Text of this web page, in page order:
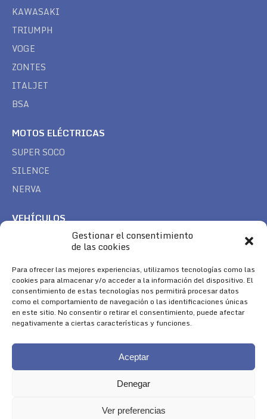
Gestionar el consentimiento
de las cookies
Para ofrecer las mejores experiencias, utilizamos tecnologías como las
cookies para almacenar y/o acceder a la información del dispositivo. El
consentimiento de estas tecnologías nos permitirá procesar datos
como el comportamiento de navegación o las identificaciones únicas
en este sitio. No consentir o retirar el consentimiento, puede afectar
negativamente a ciertas características y funciones.
Aceptar
Denegar
Ver preferencias
KAWASAKI
TRIUMPH
VOGE
ZONTES
ITALJET
BSA
MOTOS ELÉCTRICAS
SUPER SOCO
SILENCE
NERVA
VEHÍCULOS
TREK
SÍGUENOS
Encuéntranos en:
Facebook
page
YouTube
page
Instagram
page